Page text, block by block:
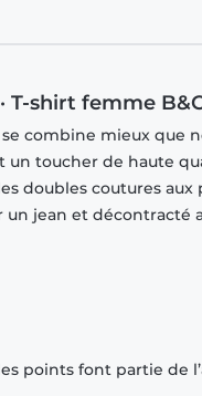
T-shirt femme
combine mieux que
un toucher de haute
doubles coutures aux
un jean et décontracté
points font partie de